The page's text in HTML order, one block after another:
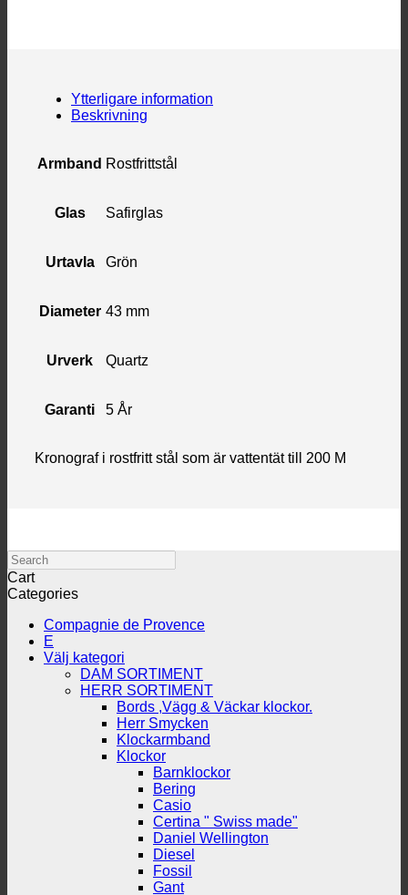
Ytterligare information
Beskrivning
Armband Rostfrittstål
Glas Safirglas
Urtavla Grön
Diameter 43 mm
Urverk Quartz
Garanti 5 År
Kronograf i rostfritt stål som är vattentät till 200 M
Search
Cart
Categories
Compagnie de Provence
E
Välj kategori
DAM SORTIMENT
HERR SORTIMENT
Bords ,Vägg & Väckar klockor.
Herr Smycken
Klockarmband
Klockor
Barnklockor
Bering
Casio
Certina " Swiss made"
Daniel Wellington
Diesel
Fossil
Gant